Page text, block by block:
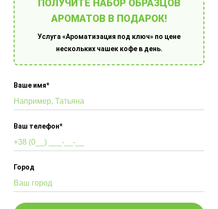
ключ
Услуга "Ароматизация под ключ" – это
практическое решение для системных
хороший аромат в своем помещении, а все
заботы мы берем на себя.
оборудования
ПОЛУЧИТЕ НАБОР ОБРАЗЦОВ
АРОМАТОВ В ПОДАРОК!
Услуга «Ароматизация под ключ» по цене
нескольких чашек кофе в день.
Ваше имя*
Ваш телефон*
Город